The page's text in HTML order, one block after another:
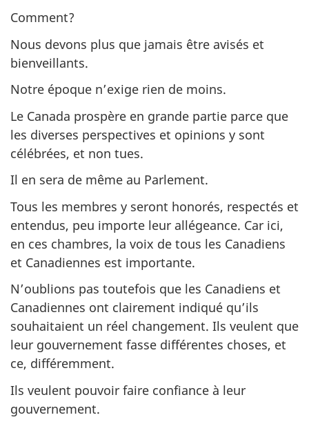
Comment?
Nous devons plus que jamais être avisés et
bienveillants.
Notre époque n’exige rien de moins.
Le Canada prospère en grande partie parce que
les diverses perspectives et opinions y sont
célébrées, et non tues.
Il en sera de même au Parlement.
Tous les membres y seront honorés, respectés et
entendus, peu importe leur allégeance. Car ici,
en ces chambres, la voix de tous les Canadiens
et Canadiennes est importante.
N’oublions pas toutefois que les Canadiens et
Canadiennes ont clairement indiqué qu’ils
souhaitaient un réel changement. Ils veulent que
leur gouvernement fasse différentes choses, et
ce, différemment.
Ils veulent pouvoir faire confiance à leur
gouvernement.